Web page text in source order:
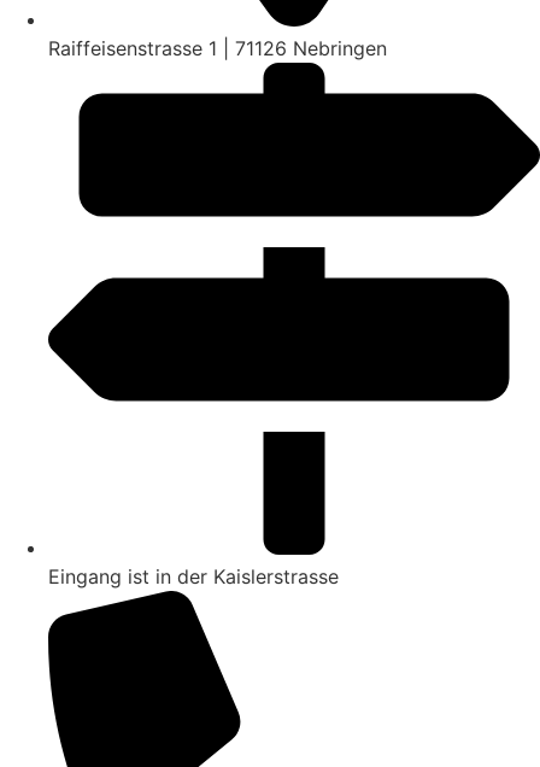
Raiffeisenstrasse 1 | 71126 Nebringen
Eingang ist in der Kaislerstrasse